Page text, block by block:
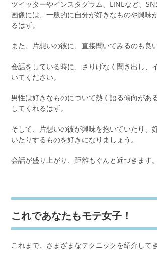
ツイッターやインスタグラム、LINEなど、
画像には、一般的に自分が好きなものや興味
るはず。
また、片想いの彼に、直接聞いてみるのも良
会話をしている時に、さりげなく聞き出し、
いてください。
男性は好きなものについて熱く語る傾向があ
してくれるはず。
そして、片想いの彼が興味を抱いていたり、
いたりするものを好きになりましょう。
会話が盛り上がり、距離もぐんと近づきます。
これであなたもモテ女子！
これまで、さまざまなテクニックを紹介して